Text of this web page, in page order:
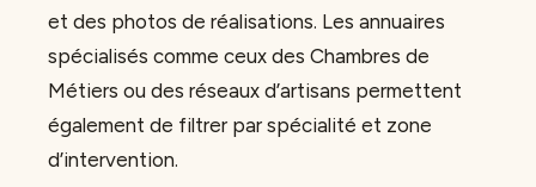
et des photos de réalisations. Les annuaires
spécialisés comme ceux des Chambres de
Métiers ou des réseaux d’artisans permettent
également de filtrer par spécialité et zone
d’intervention.